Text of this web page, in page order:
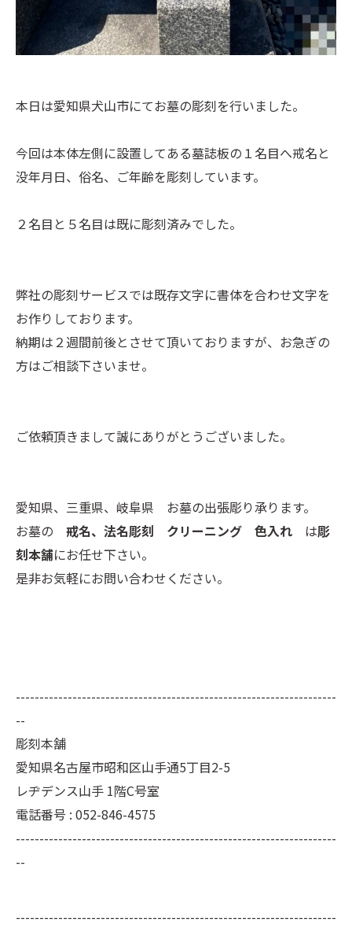
本日は愛知県犬山市にてお墓の彫刻を行いました。
今回は本体左側に設置してある墓誌板の１名目へ戒名と
没年月日、俗名、ご年齢を彫刻しています。
２名目と５名目は既に彫刻済みでした。
弊社の彫刻サービスでは既存文字に書体を合わせ文字を
お作りしております。
納期は２週間前後とさせて頂いておりますが、お急ぎの
方はご相談下さいませ。
ご依頼頂きまして誠にありがとうございました。
愛知県、三重県、岐阜県 お墓の出張彫り承ります。
お墓の 戒名、法名彫刻 クリーニング 色入れ は彫
刻本舗にお任せ下さい。
是非お気軽にお問い合わせください。
--------------------------------------------------------------------
--
彫刻本舗
愛知県名古屋市昭和区山手通5丁目2-5
レヂデンス山手 1階C号室
電話番号 : 052-846-4575
--------------------------------------------------------------------
--
--------------------------------------------------------------------